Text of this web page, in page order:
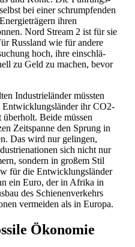
bei einer schrump­fenden
ihren
Nord ­Stream 2 ist für sie
Russland wie für andere
hoch, ihre einschlä­
zu Geld zu machen, bevor
Indus­trie­länder müssten
Entwick­lungs­länder ihr CO2-
Beide müssen
Zeitspanne den Sprung in
Das wird nur gelingen,
sich nicht nur
sondern in großem Stil
für die Entwick­lungs­länder
ein Euro, der in Afrika in
des Schie­nen­ver­kehrs
vermeiden als in Europa.
Ökonomie